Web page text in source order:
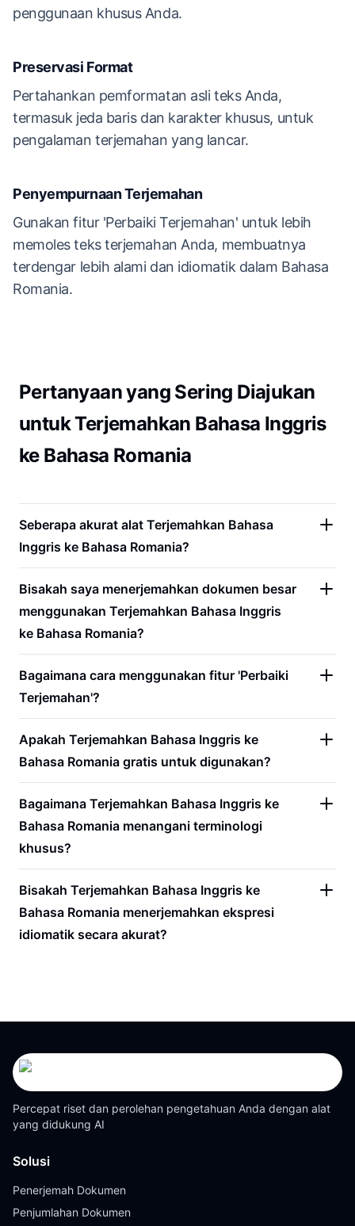
penggunaan khusus Anda.
Preservasi Format
Pertahankan pemformatan asli teks Anda,
termasuk jeda baris dan karakter khusus, untuk
pengalaman terjemahan yang lancar.
Penyempurnaan Terjemahan
Gunakan fitur 'Perbaiki Terjemahan' untuk lebih
memoles teks terjemahan Anda, membuatnya
terdengar lebih alami dan idiomatik dalam Bahasa
Romania.
Pertanyaan yang Sering Diajukan
untuk Terjemahkan Bahasa Inggris
ke Bahasa Romania
Seberapa akurat alat Terjemahkan Bahasa
Inggris ke Bahasa Romania?
Bisakah saya menerjemahkan dokumen besar
menggunakan Terjemahkan Bahasa Inggris
ke Bahasa Romania?
Bagaimana cara menggunakan fitur 'Perbaiki
Terjemahan'?
Apakah Terjemahkan Bahasa Inggris ke
Bahasa Romania gratis untuk digunakan?
Bagaimana Terjemahkan Bahasa Inggris ke
Bahasa Romania menangani terminologi
khusus?
Bisakah Terjemahkan Bahasa Inggris ke
Bahasa Romania menerjemahkan ekspresi
idiomatik secara akurat?
Percepat riset dan perolehan pengetahuan Anda dengan alat
yang didukung AI
Solusi
Penerjemah Dokumen
Penjumlahan Dokumen